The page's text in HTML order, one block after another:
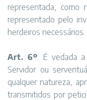
representada, como
representado pelo
herdeiros necessários.
Art. 6º. É vedada
Servidor ou
qualquer natureza,
transmitidos por